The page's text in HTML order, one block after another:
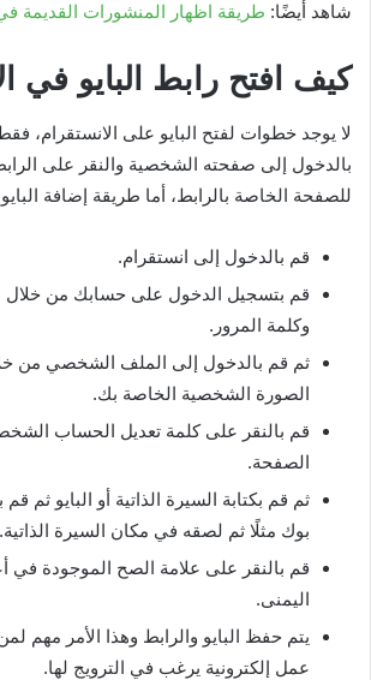
شاهد أيضًا: طريقة اظهار المنشورات القديمة
كيف افتح رابط البايو في
لا يوجد خطوات لفتح البايو على الانستقرام،
بالدخول إلى صفحته الشخصية والنقر على
للصفحة الخاصة بالرابط، أما طريقة إضافة
قم بالدخول إلى انستقرام.
قم بتسجيل الدخول على حسابك من خلال
وكلمة المرور.
ثم قم بالدخول إلى الملف الشخصي من
الصورة الشخصية الخاصة بك.
قم بالنقر على كلمة تعديل الحساب
الصفحة.
ثم قم بكتابة السيرة الذاتية أو البايو ثم
بوك مثلًا ثم لصقه في مكان السيرة الذاتية.
قم بالنقر على علامة الصح الموجودة في
اليمنى.
يتم حفظ البايو والرابط وهذا الأمر مهم
عمل إلكترونية يرغب في الترويج لها.